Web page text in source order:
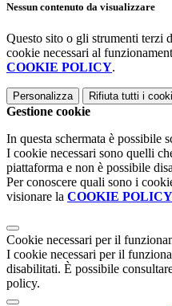
Nessun contenuto da visualizzare
Questo sito o gli strumenti terzi
cookie necessari al
COOKIE POLICY.
Personalizza Rifiuta tutti i
Gestione cookie
In questa schermata è possibile
I cookie necessari sono quelli
piattaforma e non è possibile
Per conoscere quali sono i
visionare la COOKIE POLICY
Cookie necessari per il
I cookie necessari per il
disabilitati. È possibile
policy.